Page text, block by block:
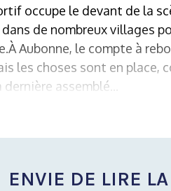
occupe le devant de la
de nombreux villages
Aubonne, le compte à
les choses sont en place,
assemblé...
ENVIE DE LIRE